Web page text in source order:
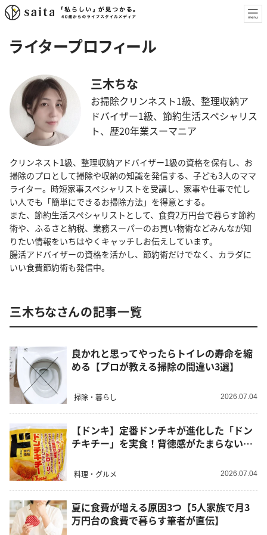
ライタープロフィール
三木ちな
お掃除クリンネスト1級、整理収納ア
ドバイザー1級、節約生活スペシャリス
ト、歴20年業スーマニア
クリンネスト1級、整理収納アドバイザー1級の資格を保有し、お
掃除のプロとして掃除や収納の知識を発信する、子ども3人のママ
ライター。時短家事スペシャリストを受講し、家事や仕事で忙し
い人でも「簡単にできるお掃除方法」を得意とする。
また、節約生活スペシャリストとして、食費2万円台で暮らす節約
術や、ふるさと納税、業務スーパーのお買い物術などみんなが知
りたい情報をいちはやくキャッチしお伝えしています。
腸活アドバイザーの資格を活かし、節約術だけでなく、カラダに
いい食費節約術も発信中。
三木ちなさんの記事一覧
良かれと思ってやったらトイレの寿命を縮
める【プロが教える掃除の間違い3選】
掃除・暮らし 2026.07.04
【ドンキ】定番ドンチキが進化した「ドン
チキチー」を実食！背徳感がたまらない…
料理・グルメ 2026.07.04
夏に食費が増える原因3つ【5人家族で月3
万円台の食費で暮らす筆者が直伝】